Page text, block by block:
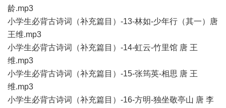
龄.mp3
小学生必背古诗词（补充篇目）-13-林如-少年行（其一）唐
王维.mp3
小学生必背古诗词（补充篇目）-14-虹云-竹里馆 唐 王
维.mp3
小学生必背古诗词（补充篇目）-15-张筠英-相思 唐 王
维.mp3
小学生必背古诗词（补充篇目）-16-方明-独坐敬亭山 唐 李